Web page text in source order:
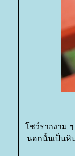
ชว์รากงาม ๆ
นอกนั้นเป็นหิ